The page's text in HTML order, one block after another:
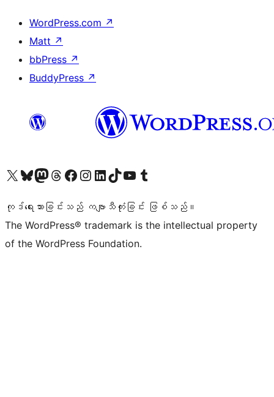
WordPress.com ↗
Matt ↗
bbPress ↗
BuddyPress ↗
ကျွန်ုပ်တို့၏ X (ယခင် Twitter) အကောင့်သို့ သွားရောက်ကြည့်ရှုပါကျွန်ုပ်တို့၏ Bluesky အကောင့်သို့ ဝင်ရောက်ကြည့်ရှုရန်
ကျွန်ုပ်တို့၏ Mastodon အကောင့်သို့ သွားရောက်ကြည့်ရှုပါကျွန်ုပ်တို့၏ Threads အကောင့်သို့ ဝင်ရောက်ကြည့်ရှုရန်
ကျွန်ုပ်တို့၏ Facebook စာမျက်နှာသို့ သွားရောက်ကြည့်ရှုပါကျွန်ုပ်တို့၏ Instagram အကောင့်သို့ သွားရောက်ကြည့်ရှုပါ ကျွန်ုပ်တို့၏ LinkedIn အကောင့်သို့ သွားရောက်ကြည့်ရှုပါကျွန်ုပ်တို့၏ TikTok အကောင့်သို့ ဝင်ရောက်ကြည့်ရှုရန်
ကျွန်ုပ်တို့၏ YouTube ချန်နယ်သို့ သွားရောက်ကြည့်ရှုပါ ကျွန်ုပ်တို့၏ Tumblr အကောင့်သို့ ဝင်ရောက်ကြည့်ရှုရန်
ကုဒ်ရေးသားခြင်းသည် ကဗျာသီကုံးခြင်း ဖြစ်သည်။
The WordPress® trademark is the intellectual property
of the WordPress Foundation.